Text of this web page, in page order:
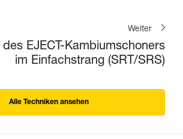
Weiter
EJECT-Kambiumschoners
im Einfachstrang (SRT/SRS)
Alle Techniken ansehen